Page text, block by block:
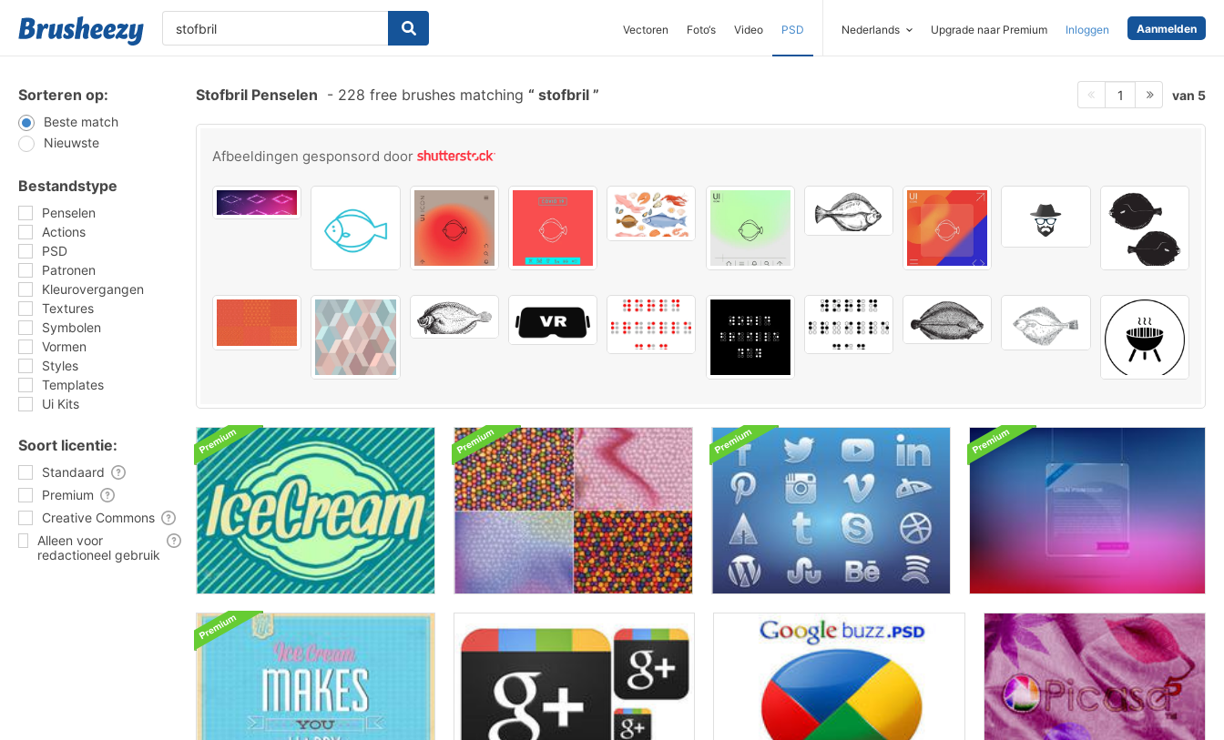
Vectoren Foto‘s Video PSD Nederlands Upgrade naar Premium Inloggen Aanmelden
Sorteren op:
Beste match
Nieuwste
Bestandstype
Penselen
Actions
PSD
Patronen
Kleurovergangen
Textures
Symbolen
Vormen
Styles
Templates
Ui Kits
Soort licentie:
Standaard
Premium
Creative Commons
Alleen voor
redactioneel gebruik
Stofbril Penselen - 228 free brushes matching stofbril 1 van 5
Afbeeldingen gesponsord door